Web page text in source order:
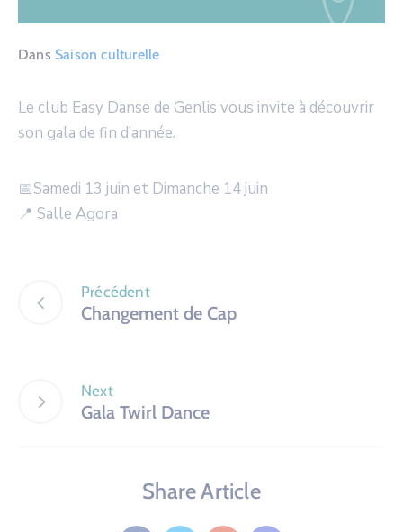
Dans Saison culturelle
Le club Easy Danse de Genlis vous invite à découvrir
son gala de fin d’année.
📅Samedi 13 juin et Dimanche 14 juin
📍 Salle Agora
Précédent
Changement de Cap
Next
Gala Twirl Dance
Share Article